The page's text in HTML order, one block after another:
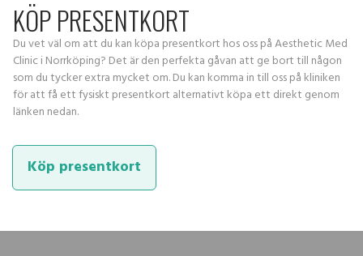
KÖP PRESENTKORT
Du vet väl om att du kan köpa presentkort hos oss på Aesthetic Med
Clinic i Norrköping? Det är den perfekta gåvan att ge bort till någon
som du tycker extra mycket om. Du kan komma in till oss på kliniken
för att få ett fysiskt presentkort alternativt köpa ett direkt genom
länken nedan.
Köp presentkort